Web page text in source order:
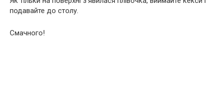
подавайте до столу.
Смачного!